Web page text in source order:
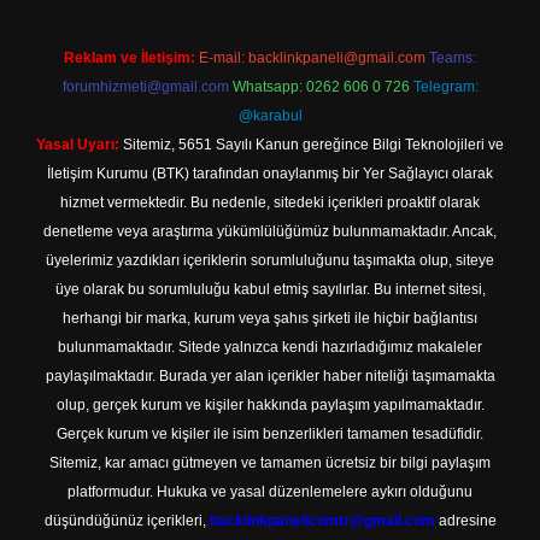
Reklam ve İletişim: E-mail: backlinkpaneli@gmail.com Teams:
forumhizmeti@gmail.com Whatsapp: 0262 606 0 726 Telegram:
@karabul
Yasal Uyarı: Sitemiz, 5651 Sayılı Kanun gereğince Bilgi Teknolojileri ve
İletişim Kurumu (BTK) tarafından onaylanmış bir Yer Sağlayıcı olarak
hizmet vermektedir. Bu nedenle, sitedeki içerikleri proaktif olarak
denetleme veya araştırma yükümlülüğümüz bulunmamaktadır. Ancak,
üyelerimiz yazdıkları içeriklerin sorumluluğunu taşımakta olup, siteye
üye olarak bu sorumluluğu kabul etmiş sayılırlar. Bu internet sitesi,
herhangi bir marka, kurum veya şahıs şirketi ile hiçbir bağlantısı
bulunmamaktadır. Sitede yalnızca kendi hazırladığımız makaleler
paylaşılmaktadır. Burada yer alan içerikler haber niteliği taşımamakta
olup, gerçek kurum ve kişiler hakkında paylaşım yapılmamaktadır.
Gerçek kurum ve kişiler ile isim benzerlikleri tamamen tesadüfidir.
Sitemiz, kar amacı gütmeyen ve tamamen ücretsiz bir bilgi paylaşım
platformudur. Hukuka ve yasal düzenlemelere aykırı olduğunu
düşündüğünüz içerikleri, backlinkpanelicomtr@gmail.com adresine